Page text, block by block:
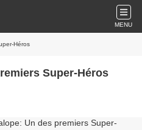
MENU
Héros
Super-Héros